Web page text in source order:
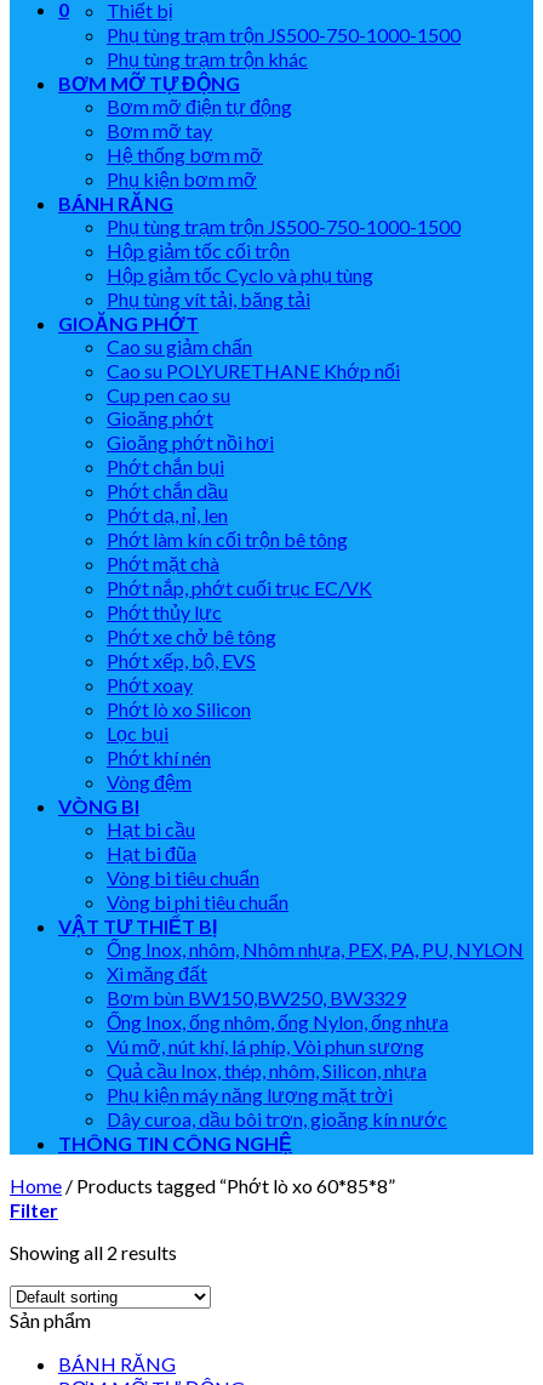
0
Thiết bị
Phụ tùng trạm trộn JS500-750-1000-1500
Phụ tùng trạm trộn khác
BƠM MỠ TỰ ĐỘNG
Bơm mỡ điện tự động
Bơm mỡ tay
Hệ thống bơm mỡ
Phụ kiện bơm mỡ
BÁNH RĂNG
Phụ tùng trạm trộn JS500-750-1000-1500
Hộp giảm tốc cối trộn
Hộp giảm tốc Cyclo và phụ tùng
Phụ tùng vít tải, băng tải
GIOĂNG PHỚT
Cao su giảm chấn
Cao su POLYURETHANE Khớp nối
Cup pen cao su
Gioăng phớt
Gioăng phớt nồi hơi
Phớt chắn bụi
Phớt chắn dầu
Phớt dạ, nỉ, len
Phớt làm kín cối trộn bê tông
Phớt mặt chà
Phớt nắp, phớt cuối trục EC/VK
Phớt thủy lực
Phớt xe chở bê tông
Phớt xếp, bộ, EVS
Phớt xoay
Phớt lò xo Silicon
Lọc bụi
Phớt khí nén
Vòng đệm
VÒNG BI
Hạt bi cầu
Hạt bi đũa
Vòng bi tiêu chuẩn
Vòng bi phi tiêu chuẩn
VẬT TƯ THIẾT BỊ
Ống Inox, nhôm, Nhôm nhựa, PEX, PA, PU, NYLON
Xi măng đất
Bơm bùn BW150,BW250, BW3329
Ống Inox, ống nhôm, ống Nylon, ống nhựa
Vú mỡ, nút khí, lá phíp, Vòi phun sương
Quả cầu Inox, thép, nhôm, Silicon, nhựa
Phụ kiện máy năng lượng mặt trời
Dây curoa, dầu bôi trơn, gioăng kín nước
THÔNG TIN CÔNG NGHỆ
Home / Products tagged “Phớt lò xo 60*85*8”
Filter
Showing all 2 results
Sản phẩm
BÁNH RĂNG